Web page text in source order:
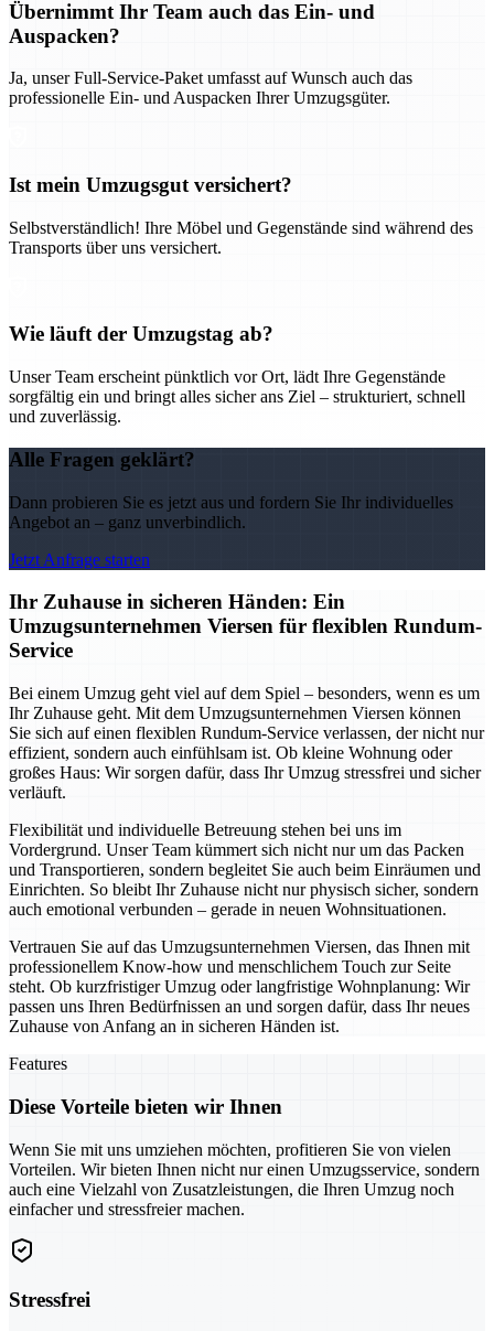
Übernimmt Ihr Team auch das Ein- und
Auspacken?
Ja, unser Full-Service-Paket umfasst auf Wunsch auch das
professionelle Ein- und Auspacken Ihrer Umzugsgüter.
Ist mein Umzugsgut versichert?
Selbstverständlich! Ihre Möbel und Gegenstände sind während des
Transports über uns versichert.
Wie läuft der Umzugstag ab?
Unser Team erscheint pünktlich vor Ort, lädt Ihre Gegenstände
sorgfältig ein und bringt alles sicher ans Ziel – strukturiert, schnell
und zuverlässig.
Alle Fragen geklärt?
Dann probieren Sie es jetzt aus und fordern Sie Ihr individuelles
Angebot an – ganz unverbindlich.
Jetzt Anfrage starten
Ihr Zuhause in sicheren Händen: Ein
Umzugsunternehmen Viersen für flexiblen Rundum-
Service
Bei einem Umzug geht viel auf dem Spiel – besonders, wenn es um
Ihr Zuhause geht. Mit dem Umzugsunternehmen Viersen können
Sie sich auf einen flexiblen Rundum-Service verlassen, der nicht nur
effizient, sondern auch einfühlsam ist. Ob kleine Wohnung oder
großes Haus: Wir sorgen dafür, dass Ihr Umzug stressfrei und sicher
verläuft.
Flexibilität und individuelle Betreuung stehen bei uns im
Vordergrund. Unser Team kümmert sich nicht nur um das Packen
und Transportieren, sondern begleitet Sie auch beim Einräumen und
Einrichten. So bleibt Ihr Zuhause nicht nur physisch sicher, sondern
auch emotional verbunden – gerade in neuen Wohnsituationen.
Vertrauen Sie auf das Umzugsunternehmen Viersen, das Ihnen mit
professionellem Know-how und menschlichem Touch zur Seite
steht. Ob kurzfristiger Umzug oder langfristige Wohnplanung: Wir
passen uns Ihren Bedürfnissen an und sorgen dafür, dass Ihr neues
Zuhause von Anfang an in sicheren Händen ist.
Features
Diese Vorteile bieten wir Ihnen
Wenn Sie mit uns umziehen möchten, profitieren Sie von vielen
Vorteilen. Wir bieten Ihnen nicht nur einen Umzugsservice, sondern
auch eine Vielzahl von Zusatzleistungen, die Ihren Umzug noch
einfacher und stressfreier machen.
Stressfrei